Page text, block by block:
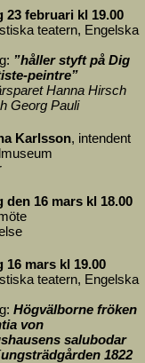
23 februari kl 19.00
teatern, Engelska
”håller styft på Dig
peintre”
Hanna Hirsch
Georg Pauli
Karlsson, intendent
den 16 mars kl 18.00
16 mars kl 19.00
teatern, Engelska
Högvälborne fröken
von
salubodar
1822